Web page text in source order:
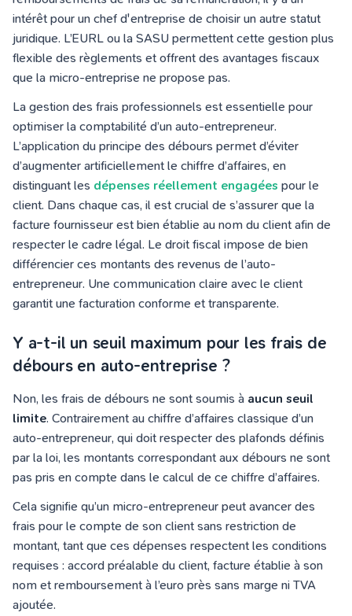
intérêt pour un chef d'entreprise de choisir un autre statut
juridique. L’EURL ou la SASU permettent cette gestion plus
flexible des règlements et offrent des avantages fiscaux
que la micro-entreprise ne propose pas.
La gestion des frais professionnels est essentielle pour
optimiser la comptabilité d’un auto-entrepreneur.
L’application du principe des débours permet d’éviter
d’augmenter artificiellement le chiffre d’affaires, en
distinguant les dépenses réellement engagées pour le
client. Dans chaque cas, il est crucial de s’assurer que la
facture fournisseur est bien établie au nom du client afin de
respecter le cadre légal. Le droit fiscal impose de bien
différencier ces montants des revenus de l’auto-
entrepreneur. Une communication claire avec le client
garantit une facturation conforme et transparente.
Y a-t-il un seuil maximum pour les frais de
débours en auto-entreprise ?
Non, les frais de débours ne sont soumis à aucun seuil
limite. Contrairement au chiffre d’affaires classique d’un
auto-entrepreneur, qui doit respecter des plafonds définis
par la loi, les montants correspondant aux débours ne sont
pas pris en compte dans le calcul de ce chiffre d’affaires.
Cela signifie qu’un micro-entrepreneur peut avancer des
frais pour le compte de son client sans restriction de
montant, tant que ces dépenses respectent les conditions
requises : accord préalable du client, facture établie à son
nom et remboursement à l’euro près sans marge ni TVA
ajoutée.